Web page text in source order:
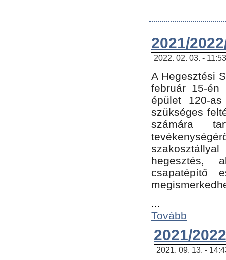
2021/
2022. 02. 03. -
A Hegesztési
február 15-
épület 120-
szükséges
számára
hegesztés,
csapatépítő
...
Tovább
2021/
2021. 09. 13. -